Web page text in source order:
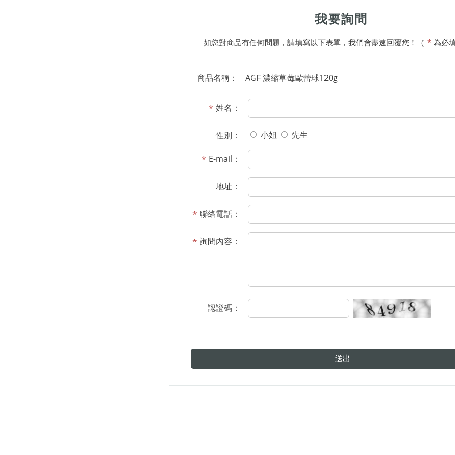
我要詢問
如您對商品有任何問題，請填寫以下表單，我們會盡速回覆您！（ * 為必
商品名稱： AGF 濃縮草莓歐蕾球120g
姓名：
性別： 小姐 先生
E-mail：
地址：
聯絡電話：
詢問內容：
認證碼：